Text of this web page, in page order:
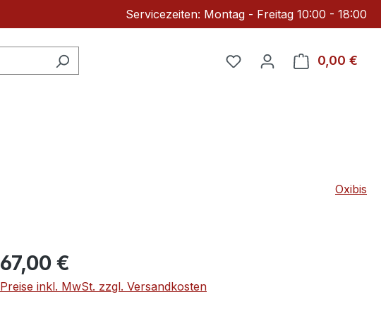
Servicezeiten: Montag - Freitag 10:00 - 18:00
Du hast 0 Produkte auf
0,00 €
Oxibis
Regulärer Preis:
67,00 €
Preise inkl. MwSt. zzgl. Versandkosten